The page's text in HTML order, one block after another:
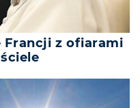
Francji z ofiarami